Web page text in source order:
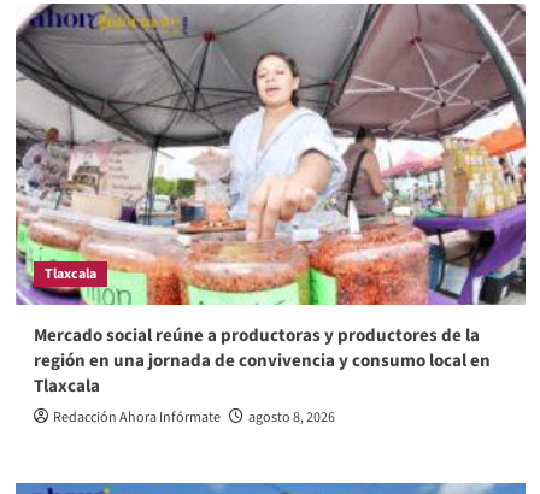
Tlaxcala
Mercado social reúne a productoras y productores de la
región en una jornada de convivencia y consumo local en
Tlaxcala
Redacción Ahora Infórmate agosto 8, 2026